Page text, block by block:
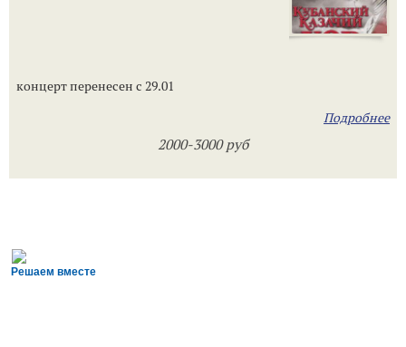
концерт перенесен с 29.01
Подробнее
2000-3000 руб
Решаем вместе